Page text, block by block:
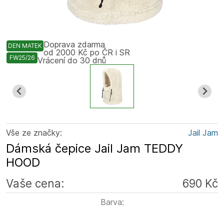
DEN MATEK
FW25/26
Vše ze značky: Jail Jam
Dámská čepice Jail Jam TEDDY
HOOD
Vaše cena: 690 Kč
Barva:
Doprava zdarma
od 2000 Kč po ČR i SR
Vrácení do 30 dnů